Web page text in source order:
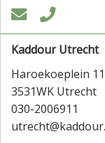
 
Kaddour Utrecht
Haroekoeplein
3531WK Utrecht
030-2006911